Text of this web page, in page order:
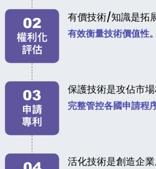
有價技術/知識是拓
有效衡量技術價值性。
保護技術是攻佔市
完整管控各國申請程序
活化技術是創造企